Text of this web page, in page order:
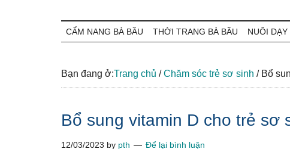
Bà
Bầu
Cần
nang
mang
và
chăm
bé
CẨM NANG BÀ BẦU THỜI TRANG BÀ BẦU NUÔI DẠY
Bạn đang ở:Trang chủ / Chăm sóc trẻ sơ sinh /Bổ
Bổ sung vitamin D cho trẻ
12/03/2023 by pth Để lại bình luận